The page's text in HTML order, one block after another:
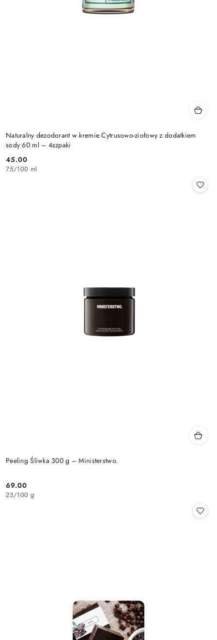
Naturalny dezodorant w kremie Cytrusowo-ziołowy z dodatkiem
sody 60 ml – 4szpaki
Cena:
45.00
75/100 ml
Peeling Śliwka 300 g – Ministerstwo.
Cena:
69.00
23/100 g